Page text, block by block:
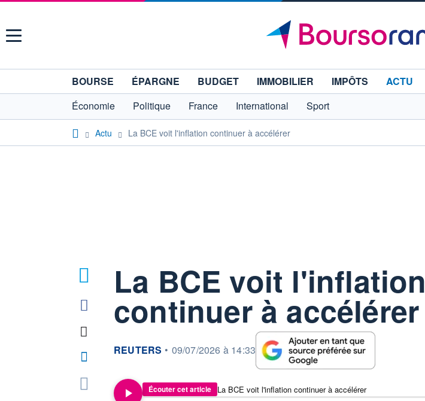
Menu
BOURSE ÉPARGNE BUDGET IMMOBILIER IMPÔTS ACTU
Économie
Politique France International Sport
Actu La BCE voit l'inflation continuer à accélérer
La BCE voit l'inflation
continuer à accélérer
information fournie par
REUTERS • 09/07/2026 à 14:33
Écouter cet article La BCE voit l'inflation continuer à accélérer